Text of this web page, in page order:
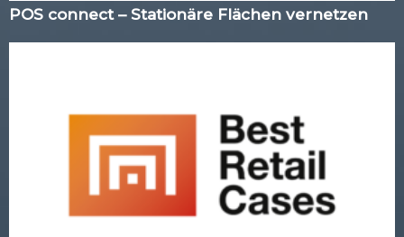
POS connect – Stationäre Flächen vernetzen